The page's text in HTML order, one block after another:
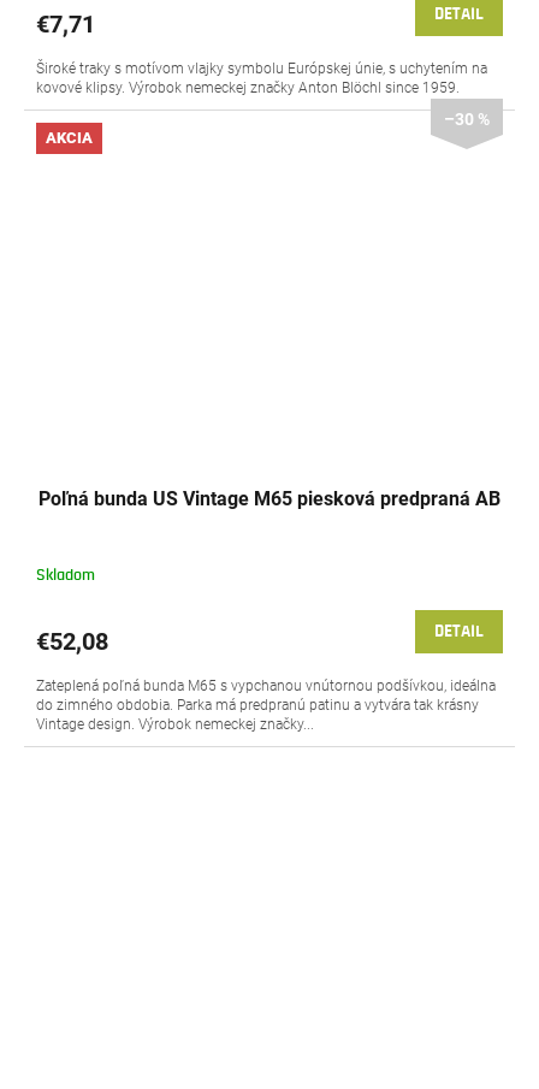
€7,71 DETAIL
Široké traky s motívom vlajky symbolu Európskej únie, s uchytením na
kovové klipsy. Výrobok nemeckej značky Anton Blöchl since 1959.
AKCIA
–30 %
Poľná bunda US Vintage M65 piesková predpraná AB
Skladom
€52,08 DETAIL
Zateplená poľná bunda M65 s vypchanou vnútornou podšívkou, ideálna
do zimného obdobia. Parka má predpranú patinu a vytvára tak krásny
Vintage design. Výrobok nemeckej značky...